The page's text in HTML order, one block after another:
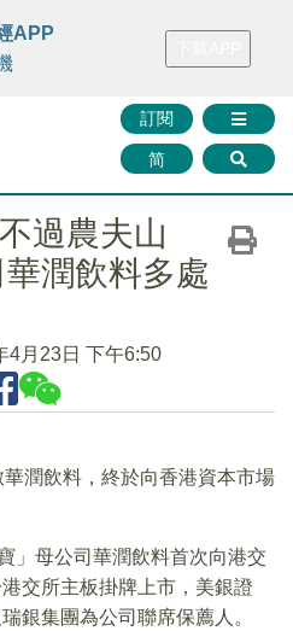
FINMETA 財華證券 媒體矩陣
訂閱
简
APP
過農夫山
潤飲料多處
4月23日 下午6:50
華潤飲料，終於向香港資本市場
」母公司華潤飲料首次向港交
交所主板掛牌上市，美銀證
銀集團為公司聯席保薦人。